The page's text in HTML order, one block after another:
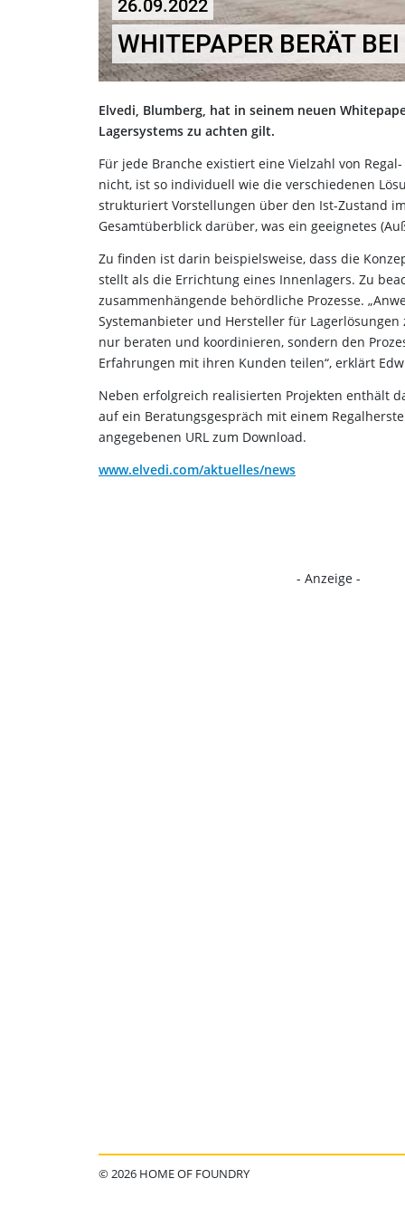
26.09.2022
WHITEPAPER BERÄT
Elvedi, Blumberg, hat in seinem neuen
Lagersystems zu achten gilt.
Für jede Branche existiert eine Vielzahl von
nicht, ist so individuell wie die verschiedenen
strukturiert Vorstellungen über den Ist-Zustand
Gesamtüberblick darüber, was ein geeignetes
Zu finden ist darin beispielsweise, dass die
stellt als die Errichtung eines Innenlagers. Zu
zusammenhängende behördliche Prozesse.
Systemanbieter und Hersteller für
nur beraten und koordinieren, sondern den
Erfahrungen mit ihren Kunden teilen“, erklärt
Neben erfolgreich realisierten Projekten enthält
auf ein Beratungsgespräch mit einem
angegebenen URL zum Download.
www.elvedi.com/aktuelles/news
- Anzeige -
© 2026 HOME OF FOUNDRY